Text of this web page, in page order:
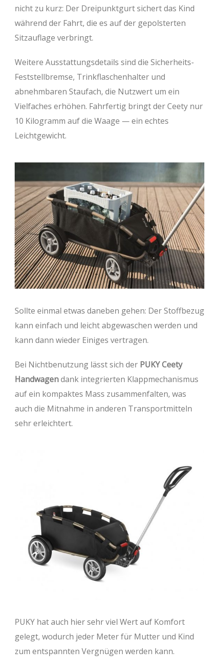
nicht zu kurz: Der Dreipunktgurt sichert das Kind
während der Fahrt, die es auf der gepolsterten
Sitzauflage verbringt.
Weitere Ausstattungsdetails sind die Sicherheits-
Feststellbremse, Trinkflaschenhalter und
abnehmbaren Staufach, die Nutzwert um ein
Vielfaches erhöhen. Fahrfertig bringt der Ceety nur
10 Kilogramm auf die Waage — ein echtes
Leichtgewicht.
Sollte einmal etwas daneben gehen: Der Stoffbezug
kann einfach und leicht abgewaschen werden und
kann dann wieder Einiges vertragen.
Bei Nichtbenutzung lässt sich der PUKY Ceety
Handwagendank integrierten Klappmechanismus
auf ein kompaktes Mass zusammenfalten, was
auch die Mitnahme in anderen Transportmitteln
sehr erleichtert.
PUKY hat auch hier sehr viel Wert auf Komfort
gelegt, wodurch jeder Meter für Mutter und Kind
zum entspannten Vergnügen werden kann.